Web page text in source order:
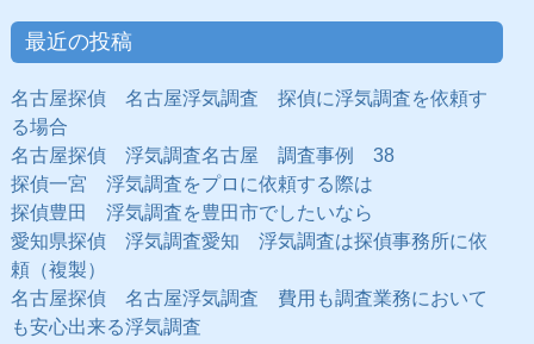
最近の投稿
名古屋探偵 名古屋浮気調査 探偵に浮気調査を依頼す
る場合
名古屋探偵 浮気調査名古屋 調査事例 38
探偵一宮 浮気調査をプロに依頼する際は
探偵豊田 浮気調査を豊田市でしたいなら
愛知県探偵 浮気調査愛知 浮気調査は探偵事務所に依
頼（複製）
名古屋探偵 名古屋浮気調査 費用も調査業務において
も安心出来る浮気調査